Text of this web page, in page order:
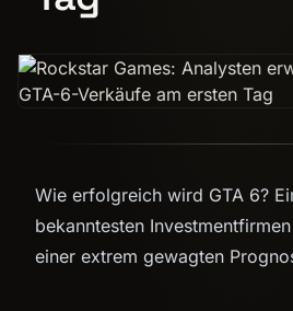
Wie erfolgreich wird GTA 6?
bekanntesten
einer extrem gewagten